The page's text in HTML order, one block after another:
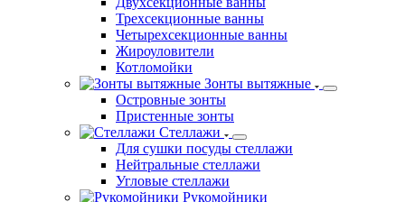
Трехсекционные ванны
Четырехсекционные ванны
Жироуловители
Котломойки
Зонты вытяжные
Островные зонты
Пристенные зонты
Стеллажи
Для сушки посуды стеллажи
Нейтральные стеллажи
Угловые стеллажи
Рукомойники